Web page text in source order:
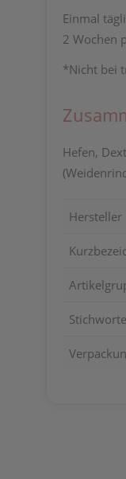
Einmal
2 Wochen
*Nicht bei
Hefen,
Hersteller
Stichworte